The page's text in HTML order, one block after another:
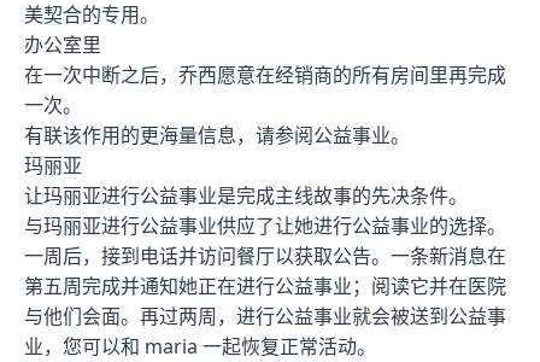
美契合的专用。
办公室里
在一次中断之后，乔西愿意在经销商的所有房间里再完成
一次。
有联该作用的更海量信息，请参阅公益事业。
玛丽亚
让玛丽亚进行公益事业是完成主线故事的先决条件。
与玛丽亚进行公益事业供应了让她进行公益事业的选择。
一周后，接到电话并访问餐厅以获取公告。一条新消息在
第五周完成并通知她正在进行公益事业；阅读它并在医院
与他们会面。再过两周，进行公益事业就会被送到公益事
业，您可以和 maria 一起恢复正常活动。